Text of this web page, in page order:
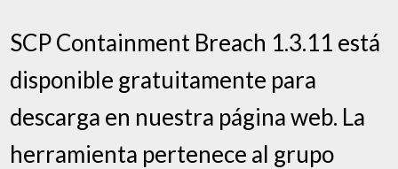
SCP Containment Breach 1.3.11 está
disponible gratuitamente para
descarga en nuestra página web. La
herramienta pertenece al grupo